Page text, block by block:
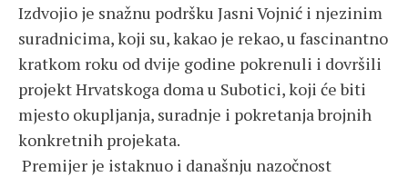
Izdvojio je snažnu podršku Jasni Vojnić i njezinim
suradnicima, koji su, kakao je rekao, u fascinantno
kratkom roku od dvije godine pokrenuli i dovršili
projekt Hrvatskoga doma u Subotici, koji će biti
mjesto okupljanja, suradnje i pokretanja brojnih
konkretnih projekata.
Premijer je istaknuo i današnju nazočnost